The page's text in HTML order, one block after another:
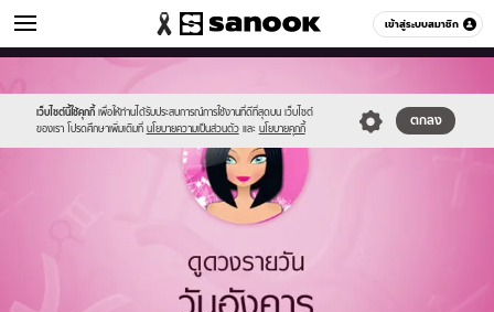
เข้าสู่ระบบสมาชิก
ดูดวง หมวดอื่นๆ
เว็บไซต์นี้ใช้คุกกี้ เพื่อให้ท่านได้รับประสบการณ์การใช้งานที่ดีที่สุดบน เว็บไซต์
ของเรา โปรดศึกษาเพิ่มเติมที่ นโยบายความเป็นส่วนตัว และ นโยบายคุกกี้
ตกลง
//s.isanook.com/sr/0/images/logo-
new-
sanook.png
//s.isanook.com/ho/0/ud/17/85179/3_tue.jpg